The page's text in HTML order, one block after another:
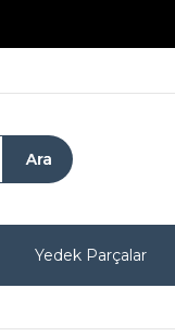
Yedek Parçalar